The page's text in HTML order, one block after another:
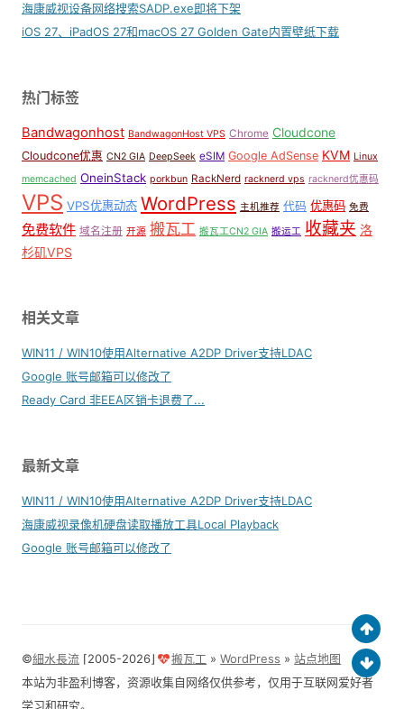
海康威视设备网络搜索SADP.exe即将下架
iOS 27、iPadOS 27和macOS 27 Golden Gate内置壁纸下载
热门标签
Bandwagonhost BandwagonHost VPS Chrome Cloudcone
Cloudcone优惠 CN2 GIA DeepSeek eSIM Google AdSense KVM Linux
memcached OneinStack porkbun RackNerd racknerd vps racknerd优惠码
VPS VPS优惠动态 WordPress 主机推荐 代码 优惠码 免费
免费软件 域名注册 开源 搬瓦工 搬瓦工CN2 GIA 搬运工 收藏夹 洛
杉矶VPS
相关文章
WIN11 / WIN10使用Alternative A2DP Driver支持LDAC
Google 账号邮箱可以修改了
Ready Card 非EEA区销卡退费了...
最新文章
WIN11 / WIN10使用Alternative A2DP Driver支持LDAC
海康威视录像机硬盘读取播放工具Local Playback
Google 账号邮箱可以修改了
©細水長流 ⌈2005-2026⌋ 搬瓦工 »WordPress »站点地图
本站为非盈利博客，资源收集自网络仅供参考，仅用于互联网爱好者
学习和研究。